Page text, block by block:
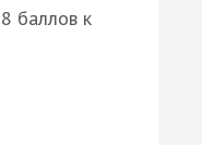
баллов к